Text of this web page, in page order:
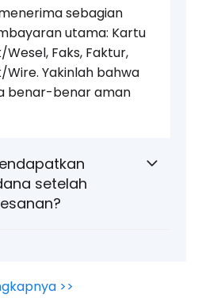
sebagian
utama: Kartu
Wesel, Faks, Faktur,
Yakinlah bahwa
benar-benar aman
setelah
>>